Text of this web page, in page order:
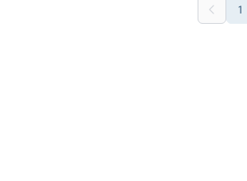
1